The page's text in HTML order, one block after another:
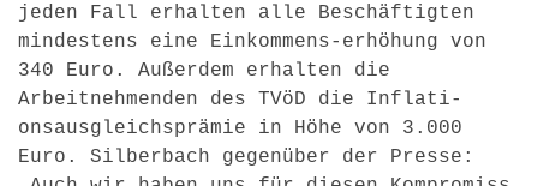
jeden Fall erhalten alle Beschäftigten
mindestens eine Einkommens-erhöhung von
340 Euro. Außerdem erhalten die
Arbeitnehmenden des TVöD die Inflati-
onsausgleichsprämie in Höhe von 3.000
Euro. Silberbach gegenüber der Presse: